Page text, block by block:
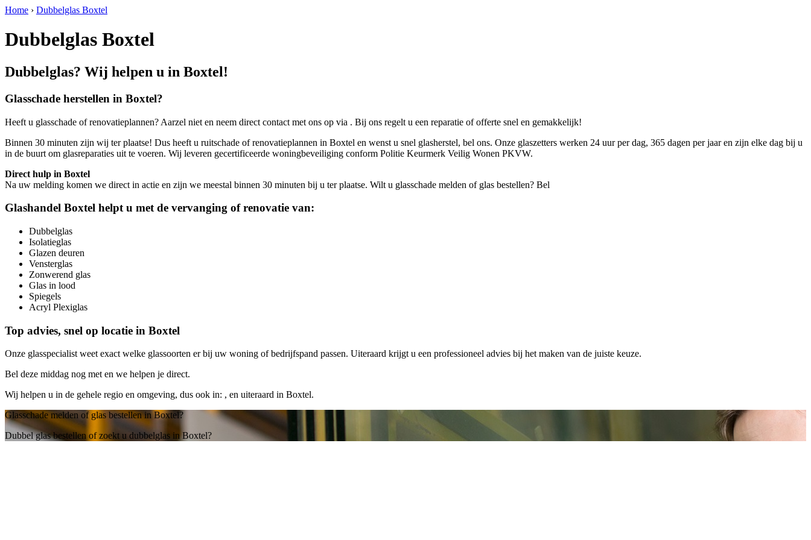
Home › Dubbelglas Boxtel
Dubbelglas Boxtel
Dubbelglas? Wij helpen u in Boxtel!
Glasschade herstellen in Boxtel?
Heeft u glasschade of renovatieplannen? Aarzel niet en neem direct contact met ons op via . Bij ons regelt u een reparatie of offerte snel en gemakkelijk!
Binnen 30 minuten zijn wij ter plaatse! Dus heeft u ruitschade of renovatieplannen in Boxtel en wenst u snel glasherstel, bel ons. Onze glaszetters werken 24 uur per dag, 365 dagen per jaar en zijn elke dag bij u
in de buurt om glasreparaties uit te voeren. Wij leveren gecertificeerde woningbeveiliging conform Politie Keurmerk Veilig Wonen PKVW.
Direct hulp in Boxtel
Na uw melding komen we direct in actie en zijn we meestal binnen 30 minuten bij u ter plaatse. Wilt u glasschade melden of glas bestellen? Bel
Glashandel Boxtel helpt u met de vervanging of renovatie van:
Dubbelglas
Isolatieglas
Glazen deuren
Vensterglas
Zonwerend glas
Glas in lood
Spiegels
Acryl Plexiglas
Top advies, snel op locatie in Boxtel
Onze glasspecialist weet exact welke glassoorten er bij uw woning of bedrijfspand passen. Uiteraard krijgt u een professioneel advies bij het maken van de juiste keuze.
Bel deze middag nog met en we helpen je direct.
Wij helpen u in de gehele regio en omgeving, dus ook in: , en uiteraard in Boxtel.
Glasschade melden of glas bestellen in Boxtel?
Dubbel glas bestellen of zoekt u dubbelglas in Boxtel?